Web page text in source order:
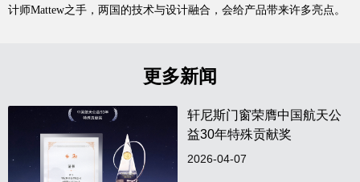
计师Mattew之手，两国的技术与设计融合，会给产品带来许多亮点。
更多新闻
轩尼斯门窗荣膺中国航天公
益30年特殊贡献奖
2026-04-07